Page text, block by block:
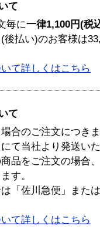
て
毎に一律1,100円(税
払い)のお客様は
て詳しくはこちら
て
合のご注文につき
て当社より発送い
品をご注文の場合
す。
「佐川急便」また
て詳しくはこちら